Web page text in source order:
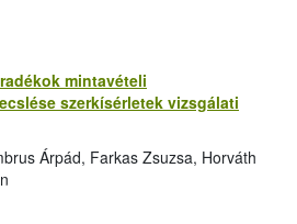
mintavételi
szerkísérletek vizsgálati
Árpád, Farkas Zsuzsa, Horváth